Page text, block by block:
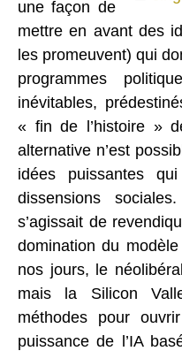
une façon de
mettre en avant des
les promeuvent) qui
programmes
inévitables,
« fin de l’histoire »
alternative n’est
idées puissantes
dissensions
s’agissait de
domination du
nos jours, le
mais la Silicon
méthodes pour
puissance de l’IA